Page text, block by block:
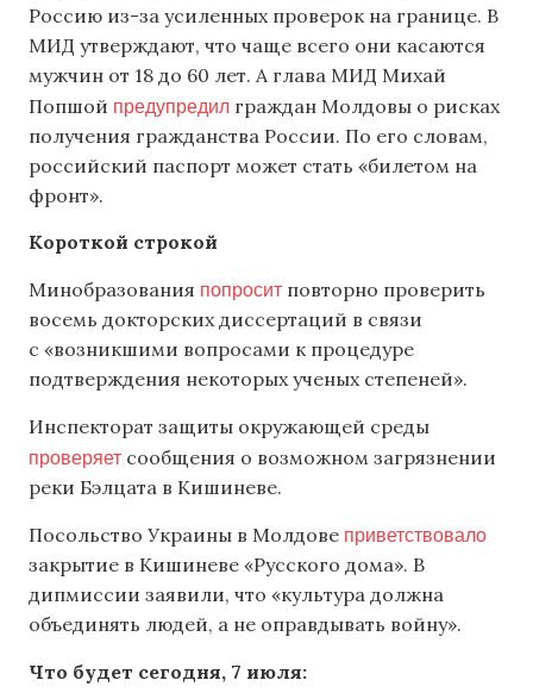
Россию из-за усиленных проверок на границе. В
МИД утверждают, что чаще всего они касаются
мужчин от 18 до 60 лет. А глава МИД Михай
Попшой предупредил граждан Молдовы о рисках
получения гражданства России. По его словам,
российский паспорт может стать «билетом на
фронт».
Короткой строкой
Минобразования попросит повторно проверить
восемь докторских диссертаций в связи
с «возникшими вопросами к процедуре
подтверждения некоторых ученых степеней».
Инспекторат защиты окружающей среды
проверяет сообщения о возможном загрязнении
реки Бэлцата в Кишиневе.
Посольство Украины в Молдове приветствовало
закрытие в Кишиневе «Русского дома». В
дипмиссии заявили, что «культура должна
объединять людей, а не оправдывать войну».
Что будет сегодня, 7 июля: